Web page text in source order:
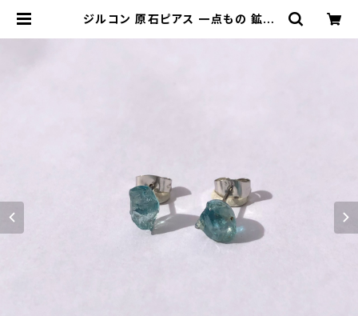
ジルコン 原石ピアス 一点もの 鉱物